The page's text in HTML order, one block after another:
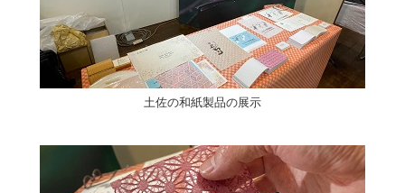
土佐の和紙製品の展示